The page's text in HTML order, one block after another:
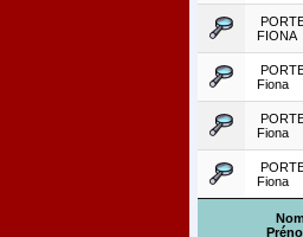
Nom
FIONA
Fiona
Fiona
Fiona